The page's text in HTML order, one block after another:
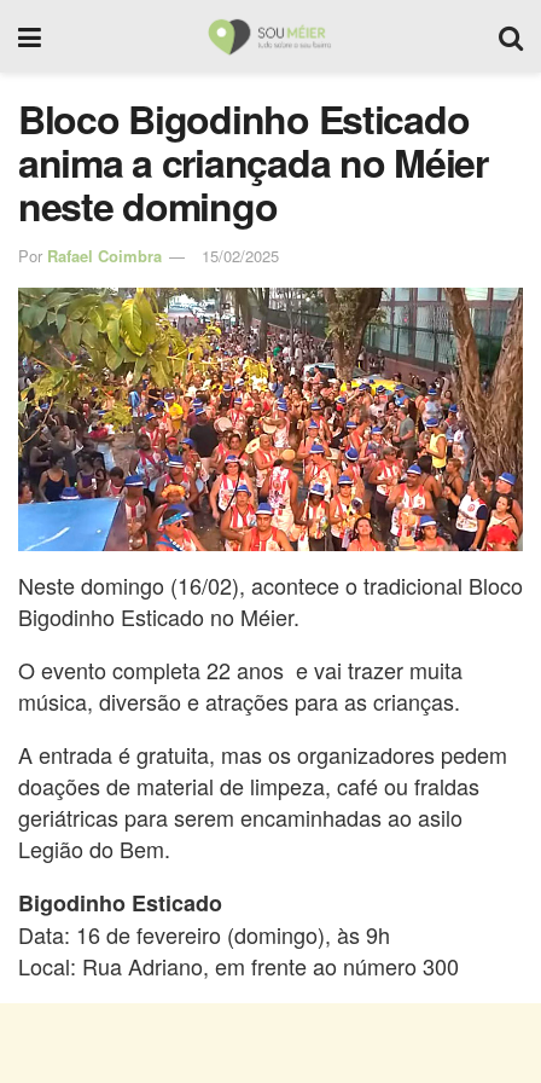
Bloco Bigodinho Esticado
anima a criançada no Méier
neste domingo
Por Rafael Coimbra 15/02/2025
Neste domingo (16/02), acontece o tradicional Bloco
Bigodinho Esticado no Méier.
O evento completa 22 anos e vai trazer muita
música, diversão e atrações para as crianças.
A entrada é gratuita, mas os organizadores pedem
doações de material de limpeza, café ou fraldas
geriátricas para serem encaminhadas ao asilo
Legião do Bem.
Bigodinho Esticado
Data: 16 de fevereiro (domingo), às 9h
Local: Rua Adriano, em frente ao número 300